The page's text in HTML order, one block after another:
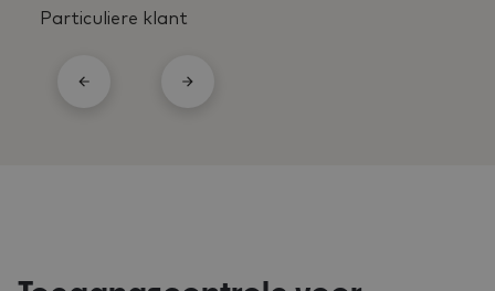
Particuliere klant